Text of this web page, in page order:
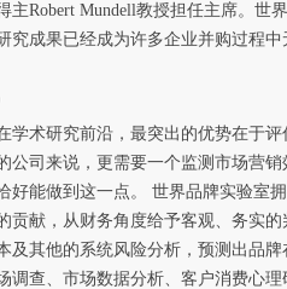
主Robert Mundell教授担任主席。
究成果已经成为许多企业并购过程中
学术研究前沿，最突出的优势在于
公司来说，更需要一个监测市场营
好能做到这一点。 世界品牌实验室
贡献，从财务角度给予客观、务实
及其他的系统风险分析，预测出品
调查、市场数据分析、客户消费心